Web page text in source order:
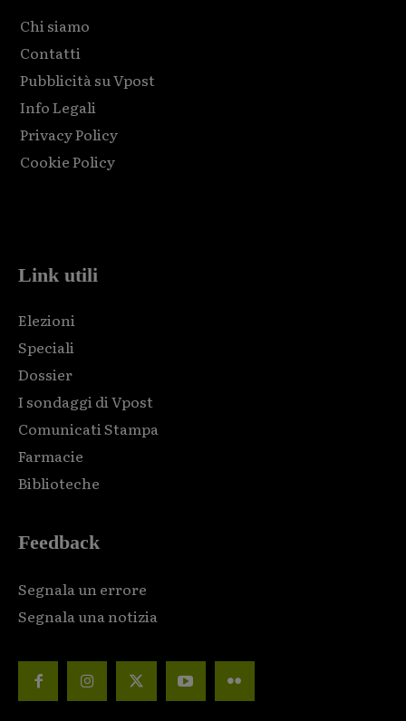
Chi siamo
Contatti
Pubblicità su Vpost
Info Legali
Privacy Policy
Cookie Policy
Link utili
Elezioni
Speciali
Dossier
I sondaggi di Vpost
Comunicati Stampa
Farmacie
Biblioteche
Feedback
Segnala un errore
Segnala una notizia